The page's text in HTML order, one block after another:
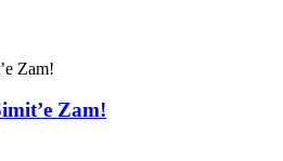
Zam!